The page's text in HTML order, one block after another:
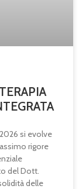
si evolve
rigore
del Dott.
delle